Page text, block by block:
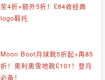
至4折+额外5折！£84收经典
logo鞋托
Moon Boot月球靴5折起+再85
折！奥利奥雪地靴£101！登月
必备！